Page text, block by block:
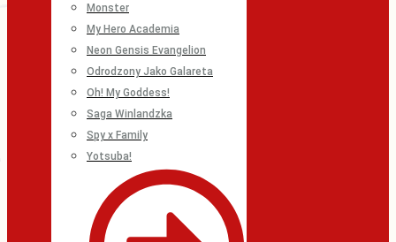
Monster
My Hero Academia
Neon Gensis Evangelion
Odrodzony Jako Galareta
Oh! My Goddess!
Saga Winlandzka
Spy x Family
Yotsuba!